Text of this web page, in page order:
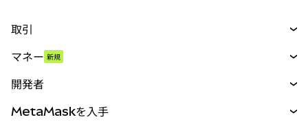
取引
パーペチュアル
RWA
マネー 新規
開発者
MetaMaskを入手